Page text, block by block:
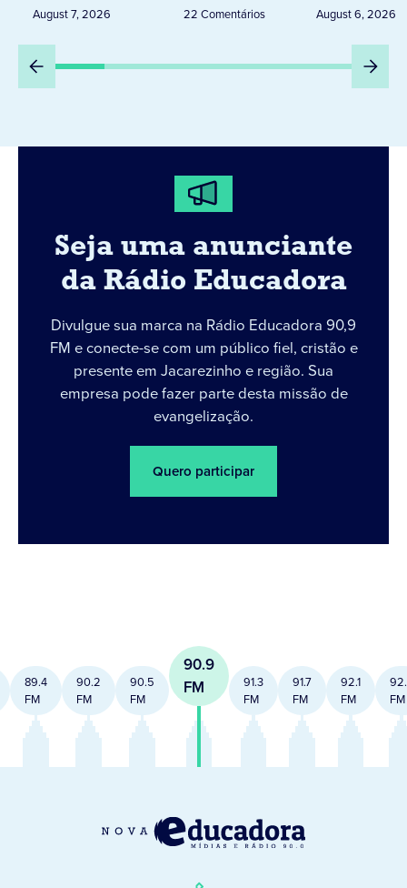
August 7, 2026 22 Comentários
Peru
August 6, 2026
Seja uma anunciante
da Rádio Educadora
Divulgue sua marca na Rádio Educadora 90,9
FM e conecte-se com um público fiel, cristão e
presente em Jacarezinho e região. Sua
empresa pode fazer parte desta missão de
evangelização.
Quero participar
89.4
FM
90.2
FM
90.5
FM
90.9
FM
91.3
FM
91.7
FM
92.1
FM
FM